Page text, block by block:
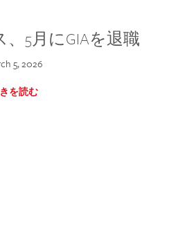
5月にGIAを退職
5, 2026
を読む